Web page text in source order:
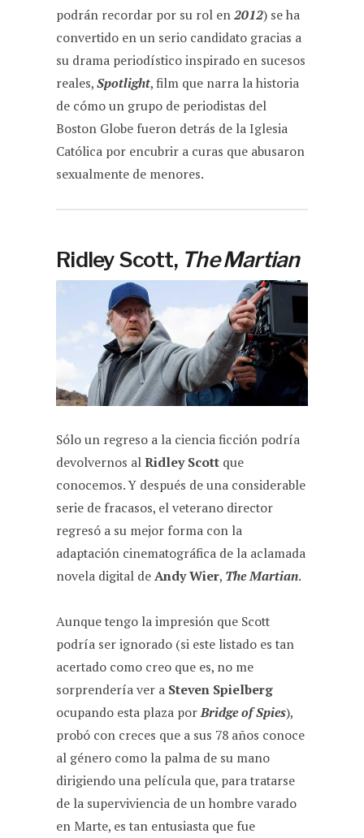
podrán recordar por su rol en2012) se ha
convertido en un serio candidato gracias a
su drama periodístico inspirado en sucesos
reales,Spotlight, film que narra la historia
de cómo un grupo de periodistas del
Boston Globe fueron detrás de la Iglesia
Católica por encubrir a curas que abusaron
sexualmente de menores.
Ridley Scott, The Martian
Sólo un regreso a la ciencia ficción podría
devolvernos alRidley Scott que
conocemos. Y después de una considerable
serie de fracasos, el veterano director
regresó a su mejor forma con la
adaptación cinematográfica de la aclamada
novela digital deAndy Wier, The Martian.
Aunque tengo la impresión que Scott
podría ser ignorado (si este listado es tan
acertado como creo que es, no me
sorprendería ver a Steven Spielberg
ocupando esta plaza porBridge of Spies),
probó con creces que a sus 78 años conoce
al género como la palma de su mano
dirigiendo una película que, para tratarse
de la superviviencia de un hombre varado
en Marte, es tan entusiasta que fue